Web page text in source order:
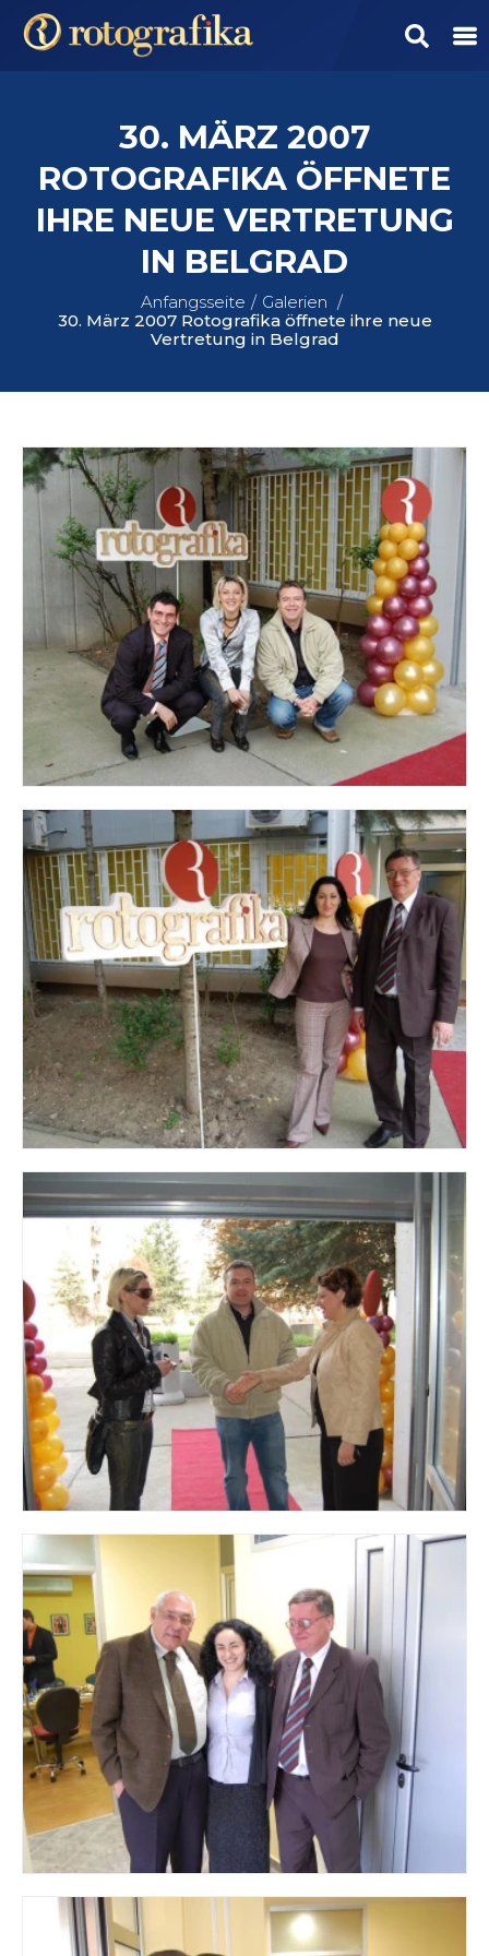
30. MÄRZ 2007
ROTOGRAFIKA ÖFFNETE
IHRE NEUE VERTRETUNG
IN BELGRAD
Anfangsseite
Galerien
30. März 2007 Rotografika öffnete ihre neue
Vertretung in Belgrad